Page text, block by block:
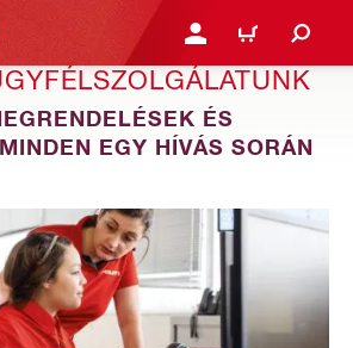
BEJELENTKEZÉS VAGY
KOSÁR
ÉS
EGY HÍVÁS SORÁN